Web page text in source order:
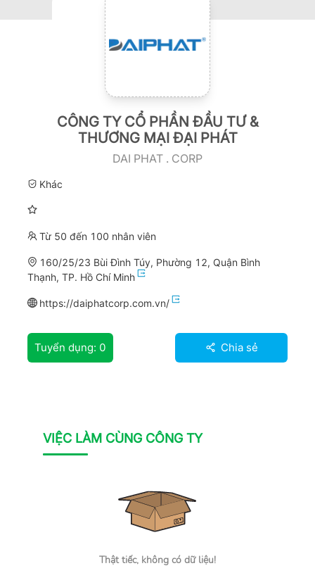
CÔNG TY CỔ PHẦN ĐẦU TƯ &
THƯƠNG MẠI ĐẠI PHÁT
DAI PHAT . CORP
Khác
Từ 50 đến 100 nhân viên
160/25/23 Bùi Đình Túy, Phường 12, Quận Bình
Thạnh, TP. Hồ Chí Minh
https://daiphatcorp.com.vn/
Tuyển dụng: 0 Chia sẻ
VIỆC LÀM CÙNG CÔNG TY
Thật tiếc, không có dữ liệu!